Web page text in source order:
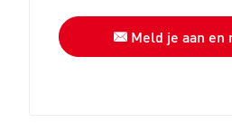
Meld je aan en